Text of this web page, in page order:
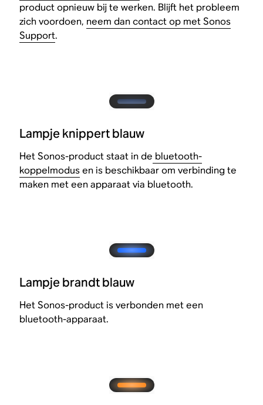
product opnieuw bij te werken. Blijft het probleem
zich voordoen, neem dan contact op met Sonos
Support.
Lampje knippert blauw
Het Sonos-product staat in de bluetooth-
koppelmodusen is beschikbaar om verbinding te
maken met een apparaat via bluetooth.
Lampje brandt blauw
Het Sonos-product is verbonden met een
bluetooth-apparaat.